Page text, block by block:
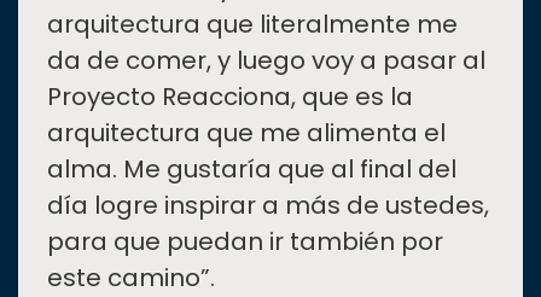
arquitectura que literalmente me
da de comer, y luego voy a pasar al
Proyecto Reacciona, que es la
arquitectura que me alimenta el
alma. Me gustaría que al final del
día logre inspirar a más de ustedes,
para que puedan ir también por
este camino”.